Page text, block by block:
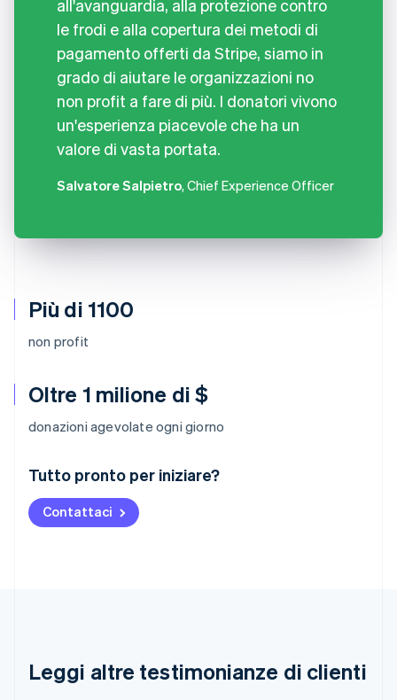
Più di 1100
non profit
Oltre 1 milione di $
donazioni agevolate ogni giorno
Tutto pronto per iniziare?
Contattaci
all'avanguardia, alla protezione contro
le frodi e alla copertura dei metodi di
pagamento offerti da Stripe, siamo in
grado di aiutare le organizzazioni no
non profit a fare di più. I donatori vivono
un'esperienza piacevole che ha un
valore di vasta portata.
Salvatore Salpietro, Chief Experience Officer
Leggi altre testimonianze di clienti
Australia
English
Austria
DeutschEnglish
English Français
Cina continentale